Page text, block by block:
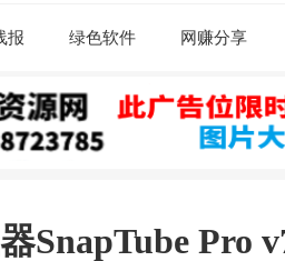
报 绿色软件 网赚分享
SnapTube Pro